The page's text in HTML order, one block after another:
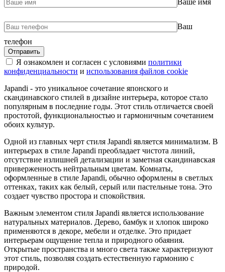
Ваш
телефон
Я ознакомлен и согласен с условиями политики
конфиденциальности и использования файлов cookie
Japandi - это уникальное сочетание японского и
скандинавского стилей в дизайне интерьера, которое стало
популярным в последние годы. Этот стиль отличается своей
простотой, функциональностью и гармоничным сочетанием
обоих культур.
Одной из главных черт стиля Japandi является минимализм. В
интерьерах в стиле Japandi преобладает чистота линий,
отсутствие излишней детализации и заметная скандинавская
приверженность нейтральным цветам. Комнаты,
оформленные в стиле Japandi, обычно оформлены в светлых
оттенках, таких как белый, серый или пастельные тона. Это
создает чувство простора и спокойствия.
Важным элементом стиля Japandi является использование
натуральных материалов. Дерево, бамбук и хлопок широко
применяются в декоре, мебели и отделке. Это придает
интерьерам ощущение тепла и природного обаяния.
Открытые пространства и много света также характеризуют
этот стиль, позволяя создать естественную гармонию с
природой.